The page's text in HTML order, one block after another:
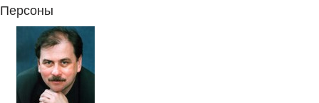
Персоны